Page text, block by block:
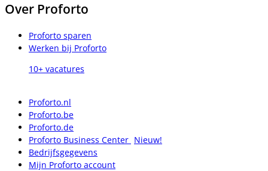
Over Proforto
Proforto sparen
Werken bij Proforto
10+ vacatures
Proforto.nl
Proforto.be
Proforto.de
Proforto Business Center Nieuw!
Bedrijfsgegevens
Mijn Proforto account